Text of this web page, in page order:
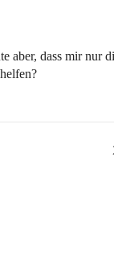
aber, dass mir nur